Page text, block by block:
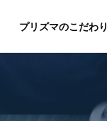
プリズマのこだわり